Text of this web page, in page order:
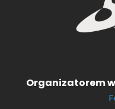
Organizatorem